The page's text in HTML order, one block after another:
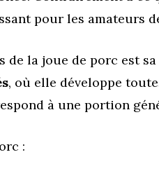
pour les amateurs
de la joue de porc est
, où elle développe
à une portion
: